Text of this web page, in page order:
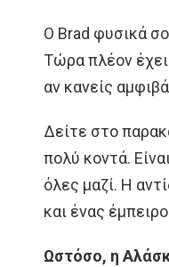
Ο Brad φυσικά
Τώρα πλέον έχει
αν κανείς
Δείτε στο
πολύ κοντά.
όλες μαζί. Η
και ένας
Ωστόσο, η